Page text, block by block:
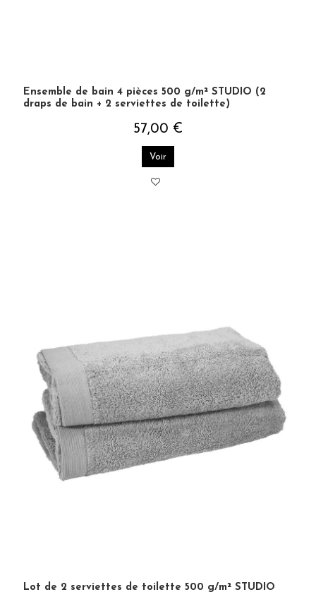
Ensemble de bain 4 pièces 500 g/m² STUDIO (2
draps de bain + 2 serviettes de toilette)
57,00 €
Voir
Lot de 2 serviettes de toilette 500 g/m² STUDIO
BÉNÉFICIEZ DE 10% DE
×